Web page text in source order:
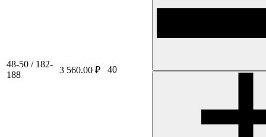
48-50 / 182-
188
3 560.00 ₽ 40